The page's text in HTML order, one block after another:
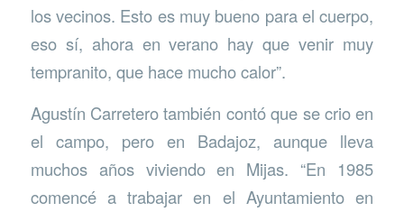
los vecinos. Esto es muy bueno para el cuerpo,
eso sí, ahora en verano hay que venir muy
tempranito, que hace mucho calor”.
Agustín Carretero también contó que se crio en
el campo, pero en Badajoz, aunque lleva
muchos años viviendo en Mijas. “En 1985
comencé a trabajar en el Ayuntamiento en